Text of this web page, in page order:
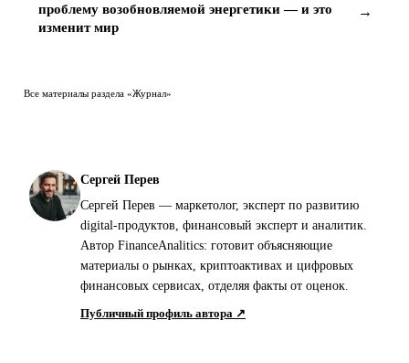
проблему возобновляемой энергетики — и это
изменит мир
→
Все материалы раздела «Журнал»
Сергей Перев
Сергей Перев — маркетолог, эксперт по развитию
digital-продуктов, финансовый эксперт и аналитик.
Автор FinanceAnalitics: готовит объясняющие
материалы о рынках, криптоактивах и цифровых
финансовых сервисах, отделяя факты от оценок.
Публичный профиль автора ↗